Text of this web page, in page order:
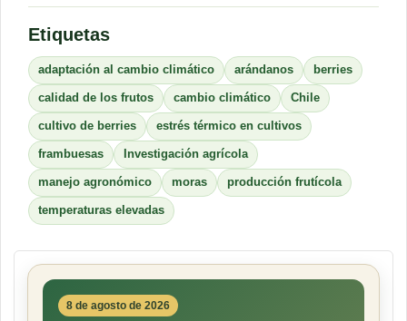
Etiquetas
adaptación al cambio climático arándanos berries
calidad de los frutos cambio climático Chile
cultivo de berries estrés térmico en cultivos
frambuesas Investigación agrícola
manejo agronómico moras producción frutícola
temperaturas elevadas
8 de agosto de 2026